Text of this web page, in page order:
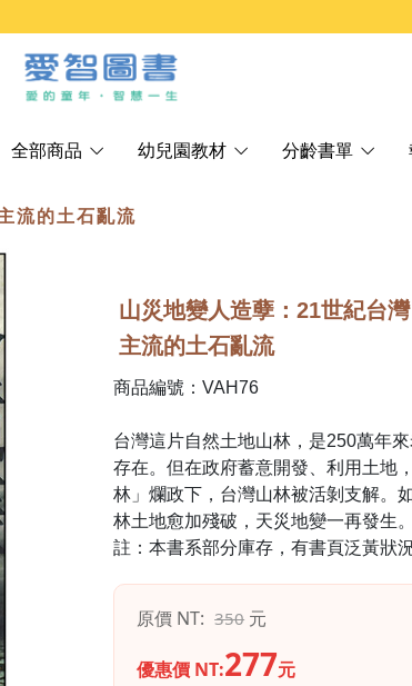
全部商品 幼兒園教材 分齡書單
流的土石亂流
山災地變人造孽：21世紀台灣
主流的土石亂流
商品編號：VAH76
台灣這片自然土地山林，是250萬年
存在。但在政府蓄意開發、利用土地
林」爛政下，台灣山林被活剝支解。
林土地愈加殘破，天災地變一再發生。
註：本書系部分庫存，有書頁泛黃狀
原價 NT: 350 元
優惠價 NT:277元